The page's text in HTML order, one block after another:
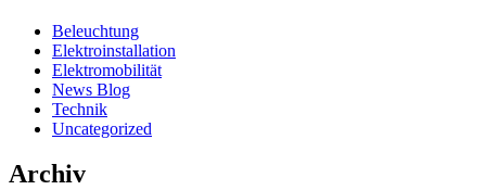
Beleuchtung
Elektroinstallation
Elektromobilität
News Blog
Technik
Uncategorized
Archiv